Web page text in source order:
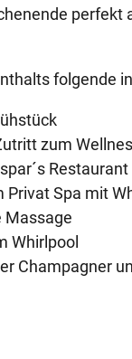
perfekt
folgende
zum
Restaurant
Spa mit
Massage
Whirlpool
Champagner